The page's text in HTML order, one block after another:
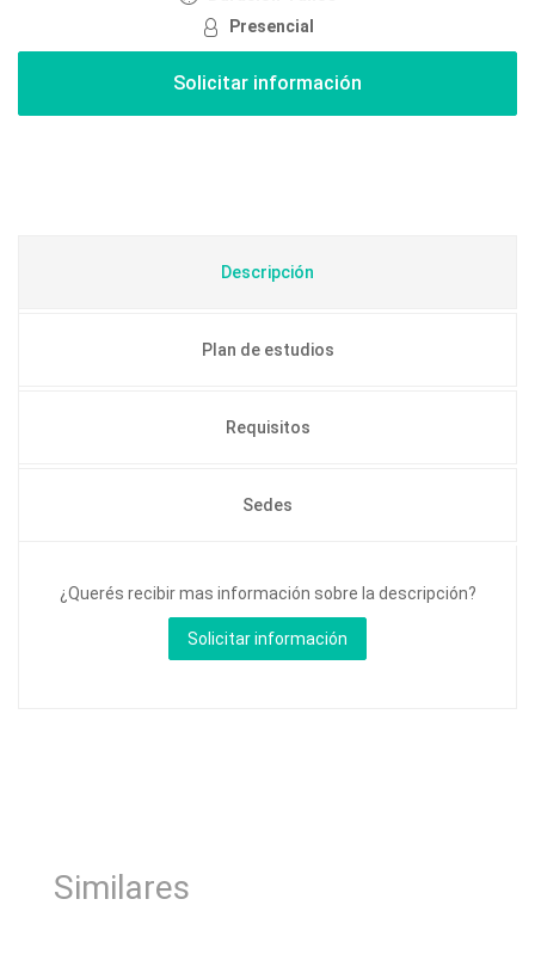
Presencial
Descripción
Plan de estudios
Requisitos
Sedes
¿Querés recibir mas información sobre la descripción?
Similares